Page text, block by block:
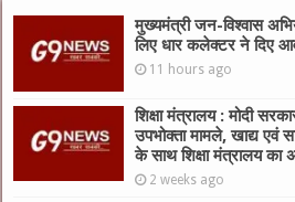
मुख्यमंत्री जन-विश्वास
लिए धार कलेक्टर ने दिए
11 hours ago
शिक्षा मंत्रालय : मोदी
उपभोक्ता मामले, खाद्य एवं
के साथ शिक्षा मंत्रालय का
2 weeks ago